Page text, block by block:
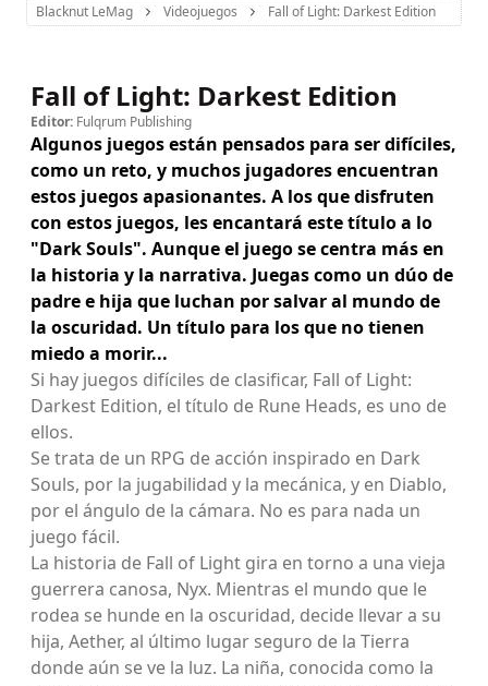
Blacknut LeMag Videojuegos Fall of Light: Darkest Edition
Fall of Light: Darkest Edition
Editor: Fulqrum Publishing
Algunos juegos están pensados para ser difíciles,
como un reto, y muchos jugadores encuentran
estos juegos apasionantes. A los que disfruten
con estos juegos, les encantará este título a lo
"Dark Souls". Aunque el juego se centra más en
la historia y la narrativa. Juegas como un dúo de
padre e hija que luchan por salvar al mundo de
la oscuridad. Un título para los que no tienen
miedo a morir...
Si hay juegos difíciles de clasificar, Fall of Light:
Darkest Edition, el título de Rune Heads, es uno de
ellos.
Se trata de un RPG de acción inspirado en Dark
Souls, por la jugabilidad y la mecánica, y en Diablo,
por el ángulo de la cámara. No es para nada un
juego fácil.
La historia de Fall of Light gira en torno a una vieja
guerrera canosa, Nyx. Mientras el mundo que le
rodea se hunde en la oscuridad, decide llevar a su
hija, Aether, al último lugar seguro de la Tierra
donde aún se ve la luz. La niña, conocida como la